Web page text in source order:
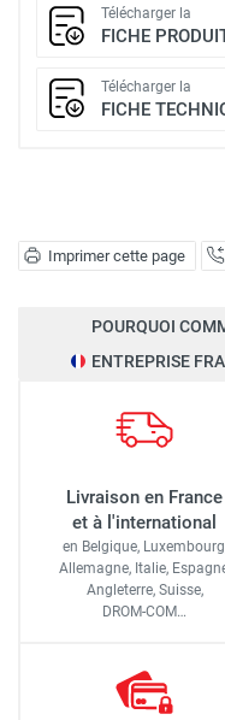
Imprimer cette page
Télécharger la
FICHE
Télécharger la
FICHE
POURQUOI
ENTREPRISE
Livraison en France
et à l'international
en Belgique,
Allemagne, Italie,
Angleterre, Suisse,
DROM-COM…